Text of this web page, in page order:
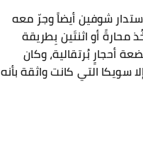
شوفين أيضاً وجرّ معه
محارةً أو اثنتَين بِطريقة
أحجارٍ بُرتقالية، وكان
سويكا التي كانت واثقة بأنه